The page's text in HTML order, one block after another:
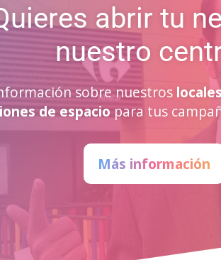
abrir tu
nuestro
sobre nuestros
de espacio para tus
Más información